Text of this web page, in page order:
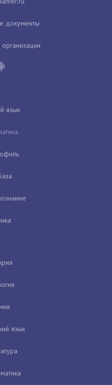
документы
язык
язык